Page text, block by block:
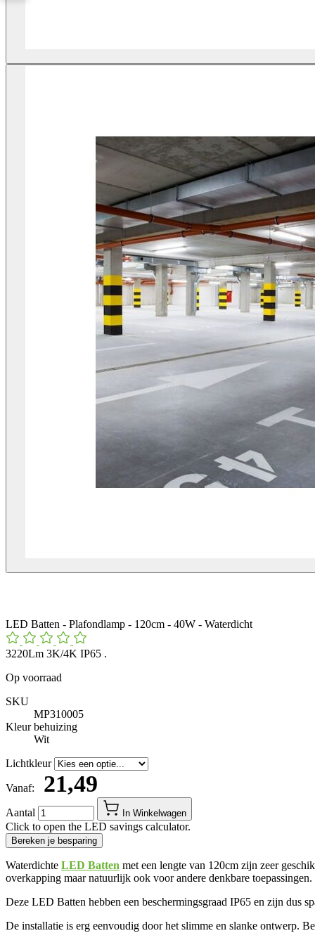
LED Batten - Plafondlamp - 120cm - 40W - Waterdicht
3220Lm 3K/4K IP65 .
Op voorraad
SKU
MP310005
Kleur behuizing
Wit
Lichtkleur
Vanaf: ​ 21,49
Aantal In Winkelwagen
Click to open the LED savings calculator.
Bereken je besparing
Waterdichte LED Batten met een lengte van 120cm zijn zeer
overkapping maar natuurlijk ook voor andere denkbare
Deze LED Batten hebben een beschermingsgraad IP65 en zijn dus
De installatie is erg eenvoudig door het slimme en slanke ontwerp.